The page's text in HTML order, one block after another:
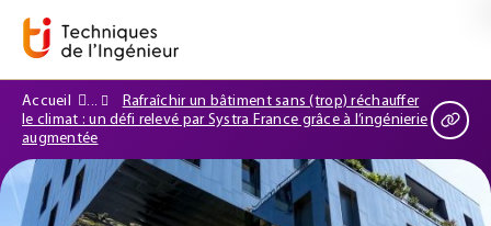
Accueil
Rafraîchir un bâtiment sans (trop) réchauffer
le climat : un défi relevé par Systra France grâce à l’ingénierie
augmentée